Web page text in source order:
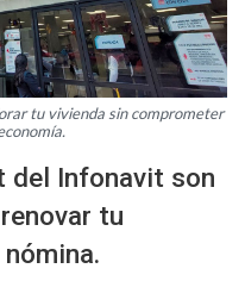
tu vivienda sin comprometer
del Infonavit son
tu